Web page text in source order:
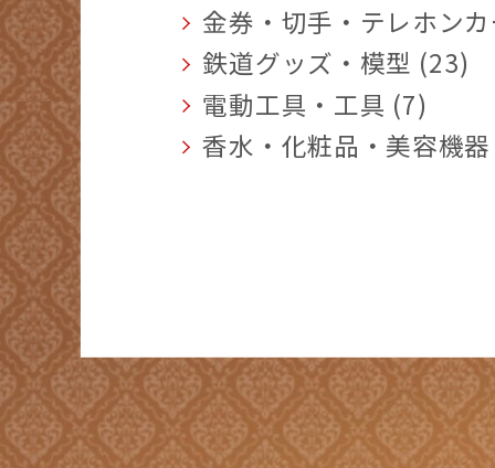
金券・切手・テレホン
鉄道グッズ・模型 (23)
電動工具・工具 (7)
香水・化粧品・美容機